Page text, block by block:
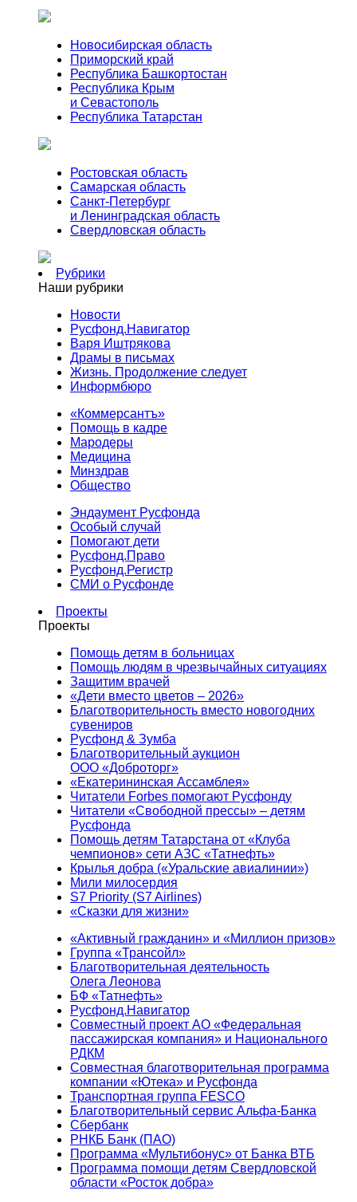
Новосибирская область
Приморский край
Республика Башкортостан
Республика Крым
и Севастополь
Республика Татарстан
Ростовская область
Самарская область
Санкт-Петербург
и Ленинградская область
Свердловская область
Рубрики
Наши рубрики
Новости
Русфонд.Навигатор
Варя Иштрякова
Драмы в письмах
Жизнь. Продолжение следует
Информбюро
«Коммерсантъ»
Помощь в кадре
Мародеры
Медицина
Минздрав
Общество
Эндаумент Русфонда
Особый случай
Помогают дети
Русфонд.Право
Русфонд.Регистр
СМИ о Русфонде
Проекты
Проекты
Помощь детям в больницах
Помощь людям в чрезвычайных ситуациях
Защитим врачей
«Дети вместо цветов – 2026»
Благотворительность вместо новогодних
сувениров
Русфонд & Зумба
Благотворительный аукцион
ООО «Доброторг»
«Екатерининская Ассамблея»
Читатели Forbes помогают Русфонду
Читатели «Свободной прессы» – детям
Русфонда
Помощь детям Татарстана от «Клуба
чемпионов» сети АЗС «Татнефть»
Крылья добра («Уральские авиалинии»)
Мили милосердия
S7 Priority (S7 Airlines)
«Сказки для жизни»
«Активный гражданин» и «Миллион призов»
Группа «Трансойл»
Благотворительная деятельность
Олега Леонова
БФ «Татнефть»
Русфонд.Навигатор
Совместный проект АО «Федеральная
пассажирская компания» и Национального
РДКМ
Совместная благотворительная программа
компании «Ютека» и Русфонда
Транспортная группа FESCO
Благотворительный сервис Альфа-Банка
Сбербанк
РНКБ Банк (ПАО)
Программа «Мультибонус» от Банка ВТБ
Программа помощи детям Свердловской
области «Росток добра»